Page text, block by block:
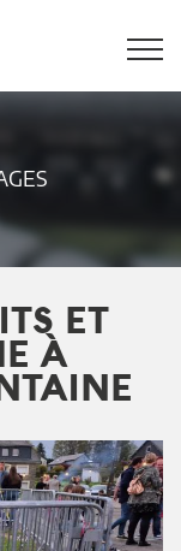
ET
À